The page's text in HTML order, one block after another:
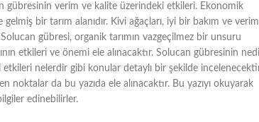
gübresinin verim ve kalite üzerindeki etkileri. Ekonomik
bir tarım alanıdır. Kivi ağaçları, iyi bir bakım ve
gübresi, organik tarımın vazgeçilmez bir unsuru
etkileri ve önemi ele alınacaktır. Solucan gübresinin
etkileri nelerdir gibi konular detaylı bir şekilde
da bu yazıda ele alınacaktır. Bu yazıyı okuyarak
edinebilirler.